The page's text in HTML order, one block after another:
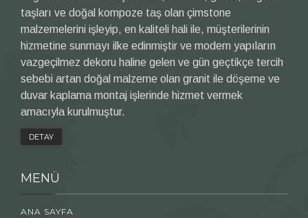
taşları ve doğal kompoze taş olan çimstone
malzemelerini işleyip, en kaliteli hali ile, müşterilerinin
hizmetine sunmayı ilke edinmiştir ve modern yapıların
vazgeçilmez dekoru haline gelen ve gün geçtikçe tercih
sebebi artan doğal malzeme olan granit ile döşeme ve
duvar kaplama montaj işlerinde hizmet vermek
amacıyla kurulmuştur.
DETAY
MENÜ
ANA SAYFA